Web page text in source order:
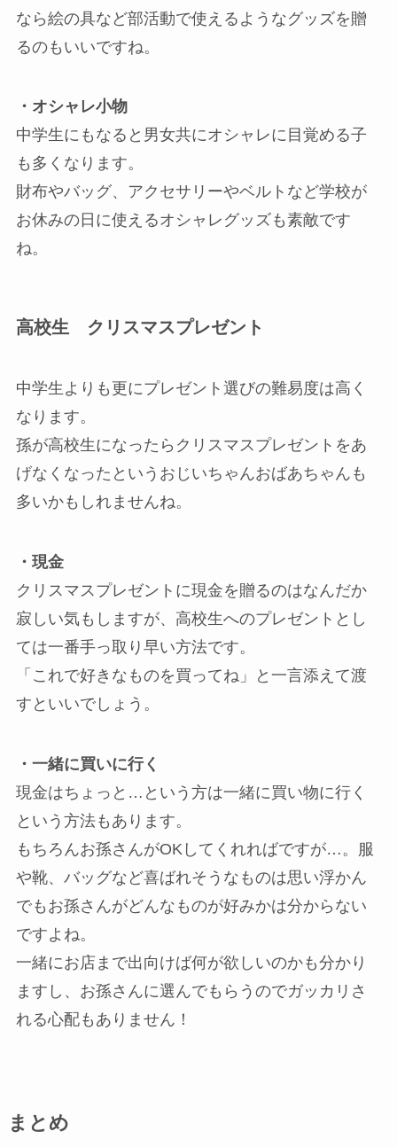
なら絵の具など部活動で使えるようなグッズを贈
るのもいいですね。
・オシャレ小物
中学生にもなると男女共にオシャレに目覚める子
も多くなります。
財布やバッグ、アクセサリーやベルトなど学校が
お休みの日に使えるオシャレグッズも素敵です
ね。
高校生 クリスマスプレゼント
中学生よりも更にプレゼント選びの難易度は高く
なります。
孫が高校生になったらクリスマスプレゼントをあ
げなくなったというおじいちゃんおばあちゃんも
多いかもしれませんね。
・現金
クリスマスプレゼントに現金を贈るのはなんだか
寂しい気もしますが、高校生へのプレゼントとし
ては一番手っ取り早い方法です。
「これで好きなものを買ってね」と一言添えて渡
すといいでしょう。
・一緒に買いに行く
現金はちょっと…という方は一緒に買い物に行く
という方法もあります。
もちろんお孫さんがOKしてくれればですが…。服
や靴、バッグなど喜ばれそうなものは思い浮かん
でもお孫さんがどんなものが好みかは分からない
ですよね。
一緒にお店まで出向けば何が欲しいのかも分かり
ますし、お孫さんに選んでもらうのでガッカリさ
れる心配もありません！
まとめ